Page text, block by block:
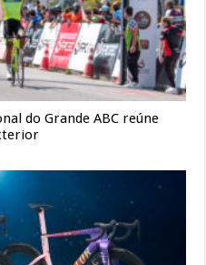
do Grande ABC reúne